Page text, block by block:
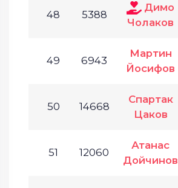
48 5388
Димо
Чолаков
49 6943
Мартин
Йосифов
50 14668
Спартак
Цаков
51 12060
Атанас
Дойчинов